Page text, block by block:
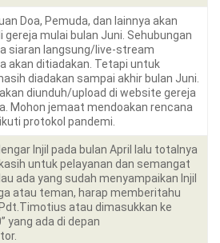
Doa, Pemuda, dan lainnya akan
gereja mulai bulan Juni. Sehubungan
siaran langsung/live-stream
akan ditiadakan. Tetapi untuk
diadakan sampai akhir bulan Juni.
diunduh/upload di website gereja
Mohon jemaat mendoakan rencana
protokol pandemi.
Injil pada bulan April lalu totalnya
untuk pelayanan dan semangat
ada yang sudah menyampaikan Injil
atau teman, harap memberitahu
atau dimasukkan ke
yang ada di depan